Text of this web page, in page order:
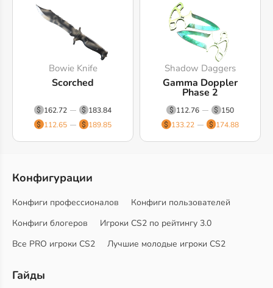
Bowie Knife
Scorched
162.72
183.84
112.65
189.85
Shadow Daggers
Gamma Doppler
Phase 2
112.76
150
133.22
174.88
Конфигурации
Конфиги профессионалов
Конфиги пользователей
Конфиги блогеров
Игроки CS2 по рейтингу 3.0
Все PRO игроки CS2
Лучшие молодые игроки CS2
Гайды